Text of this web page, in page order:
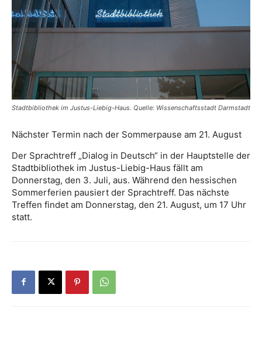
Stadtbibliothek im Justus-Liebig-Haus. Quelle: Wissenschaftsstadt Darmstadt
Nächster Termin nach der Sommerpause am 21. August
Der Sprachtreff „Dialog in Deutsch“ in der Hauptstelle der
Stadtbibliothek im Justus-Liebig-Haus fällt am
Donnerstag, den 3. Juli, aus. Während den hessischen
Sommerferien pausiert der Sprachtreff. Das nächste
Treffen findet am Donnerstag, den 21. August, um 17 Uhr
statt.